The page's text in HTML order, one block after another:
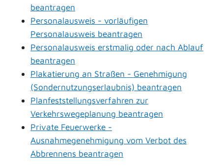
beantragen
Personalausweis - vorläufigen
Personalausweis beantragen
Personalausweis erstmalig oder nach Ablauf
beantragen
Plakatierung an Straßen - Genehmigung
(Sondernutzungserlaubnis) beantragen
Planfeststellungsverfahren zur
Verkehrswegeplanung beantragen
Private Feuerwerke -
Ausnahmegenehmigung vom Verbot des
Abbrennens beantragen